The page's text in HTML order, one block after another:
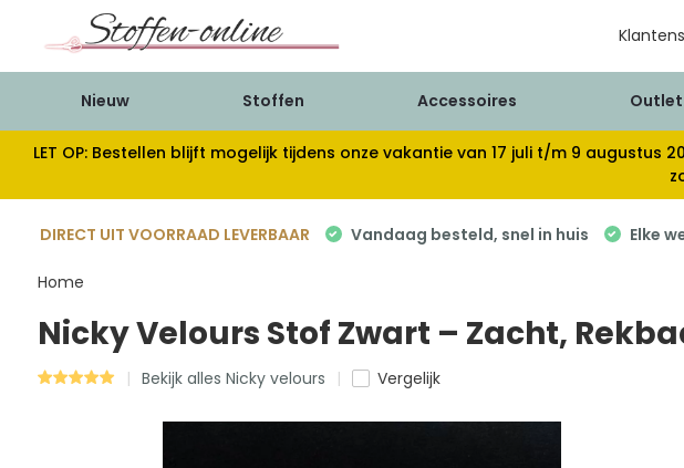
Nieuw Stoffen Accessoires Outlet
LET OP: Bestellen blijft mogelijk tijdens onze vakantie van 17 juli t/m 9
DIRECT UIT VOORRAAD LEVERBAAR Vandaag besteld, snel in huis Elke
Home
Nicky Velours Stof Zwart – Zacht,
Bekijk alles Nicky velours Vergelijk